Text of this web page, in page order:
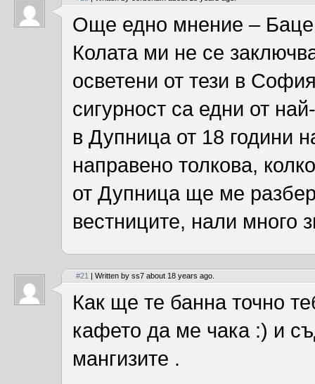
Още едно мнение –
Колата ми не се
осветени от тези в
сигурност са едни от
в Дупница от 18 години
направено толкова,
от Дупница ще ме
вестниците, нали много
#21 | Written by ss7 about 18 years ago.
Как ще те банна точно
кафето да ме чака :) и
мангизите .